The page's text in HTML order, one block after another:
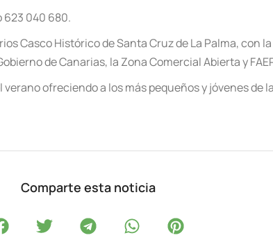
040 680.
Casco Histórico de Santa Cruz de La Palma, con
de Canarias, la Zona Comercial Abierta y
ofreciendo a los más pequeños y jóvenes de
Comparte esta noticia